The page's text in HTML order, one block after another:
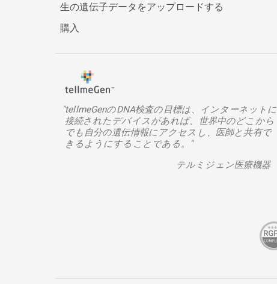
生の遺伝子データをアップロードする
購入
"tellmeGenのDNA検査の目標は、インターネットに
接続されたデバイスがあれば、世界中のどこから
でも自分の遺伝情報にアクセスし、医師と共有で
きるようにすることである。"
テルミジェン医療機器